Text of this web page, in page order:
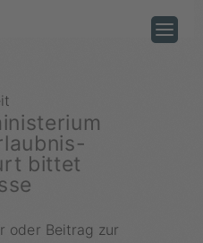
bittet
oder Beitrag zur